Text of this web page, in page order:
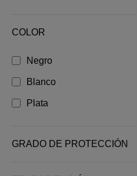
COLOR
Negro
Blanco
Plata
GRADO DE PROTECCIÓN